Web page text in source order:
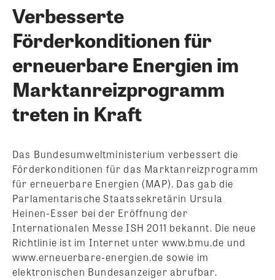
Verbesserte
Förderkonditionen für
erneuerbare Energien im
Marktanreizprogramm
treten in Kraft
Das Bundesumweltministerium verbessert die
Förderkonditionen für das Marktanreizprogramm
für erneuerbare Energien (MAP). Das gab die
Parlamentarische Staatssekretärin Ursula
Heinen-Esser bei der Eröffnung der
Internationalen Messe ISH 2011 bekannt. Die neue
Richtlinie ist im Internet unter www.bmu.de und
www.erneuerbare-energien.de sowie im
elektronischen Bundesanzeiger abrufbar.